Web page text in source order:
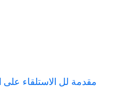
مقدمة لل الاستلقاء